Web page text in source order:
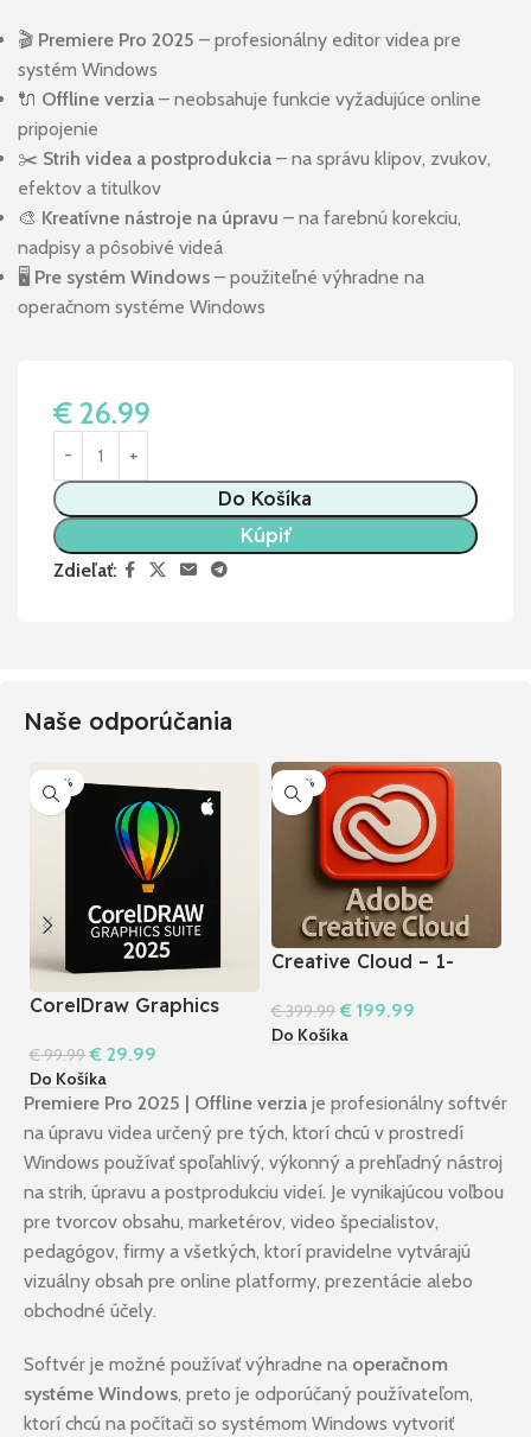
🎬 Premiere Pro 2025 – profesionálny editor videa pre
systém Windows
🔌 Offline verzia – neobsahuje funkcie vyžadujúce online
pripojenie
✂️ Strih videa a postprodukcia – na správu klipov, zvukov,
efektov a titulkov
🎨 Kreatívne nástroje na úpravu – na farebnú korekciu,
nadpisy a pôsobivé videá
🖥️ Pre systém Windows – použiteľné výhradne na
operačnom systéme Windows
€ 26.99
Do Košíka
Kúpiť
Zdieľať:
Naše odporúčania
-70%
CorelDraw Graphics
€99.99 € 29.99
Do Košíka
-50%
Creative Cloud – 1-
Windows a Mac
€399.99 € 199.99
Do Košíka
Premiere Pro 2025 | Offline verzia je profesionálny softvér
na úpravu videa určený pre tých, ktorí chcú v prostredí
Windows používať spoľahlivý, výkonný a prehľadný nástroj
na strih, úpravu a postprodukciu videí. Je vynikajúcou voľbou
pre tvorcov obsahu, marketérov, video špecialistov,
pedagógov, firmy a všetkých, ktorí pravidelne vytvárajú
vizuálny obsah pre online platformy, prezentácie alebo
obchodné účely.
Softvér je možné používať výhradne na operačnom
systéme Windows, preto je odporúčaný používateľom,
ktorí chcú na počítači so systémom Windows vytvoriť